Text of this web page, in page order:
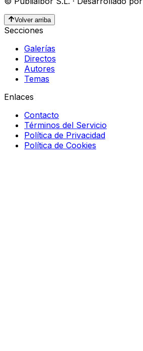
Volver arriba
Secciones
Galerías
Directos
Autores
Temas
Enlaces
Contacto
Términos del Servicio
Política de Privacidad
Política de Cookies